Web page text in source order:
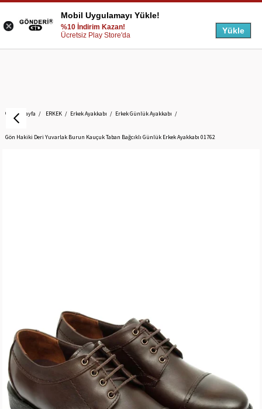
Anasayfa ERKEK Erkek Ayakkabı Erkek Günlük Ayakkabı
Gön Hakiki Deri Yuvarlak Burun Kauçuk Taban Bağcıklı Günlük Erkek Ayakkabı 01762
Mobil Uygulamayı Yükle!
%10 İndirim Kazan!
Ücretsiz Play Store'da
Yükle